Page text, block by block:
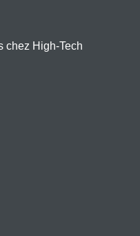
chez High-Tech